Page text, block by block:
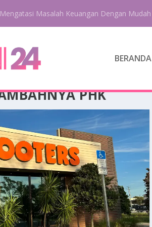
Masalah Keuangan Dengan Mudah
BERANDA
PHK